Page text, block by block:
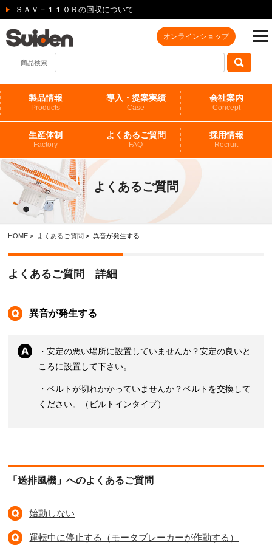
ＳＡＶ－１１０Ｒの回収について
オンラインショップ
商品検索
製品情報
Products
導入・提案実績
Case
会社案内
Concept
生産体制
Factory
よくあるご質問
FAQ
採用情報
Recruit
よくあるご質問
HOME > よくあるご質問 > 異音が発生する
よくあるご質問 詳細
異音が発生する
・安定の悪い場所に設置していませんか？安定の良いと
ころに設置して下さい。
・ベルトが切れかかっていませんか？ベルトを交換して
ください。（ビルトインタイプ）
「送排風機」へのよくあるご質問
始動しない
運転中に停止する（モータブレーカーが作動する）